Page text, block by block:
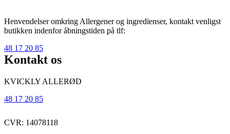
Henvendelser omkring Allergener og ingredienser, kontakt venligst
butikken indenfor åbningstiden på tlf:
48 17 20 85
Kontakt os
KVICKLY ALLERØD
48 17 20 85
CVR: 14078118